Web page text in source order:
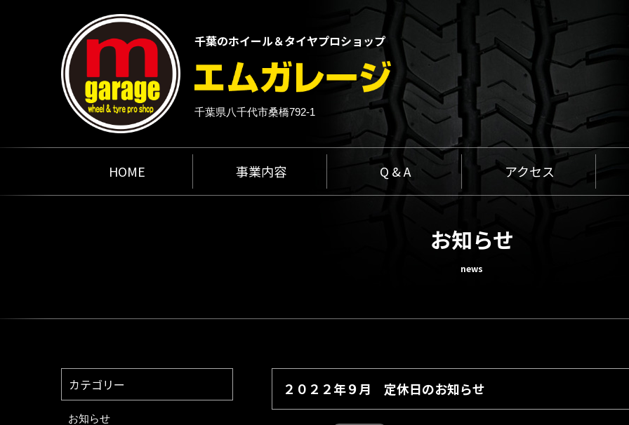
千葉のホイール＆タイヤプロショップ
千葉県八千代市桑橋792-1
HOME 事業内容 Q & A アクセス
お知らせ
news
２０２２年９月 定休日のお知らせ
カテゴリー
お知らせ